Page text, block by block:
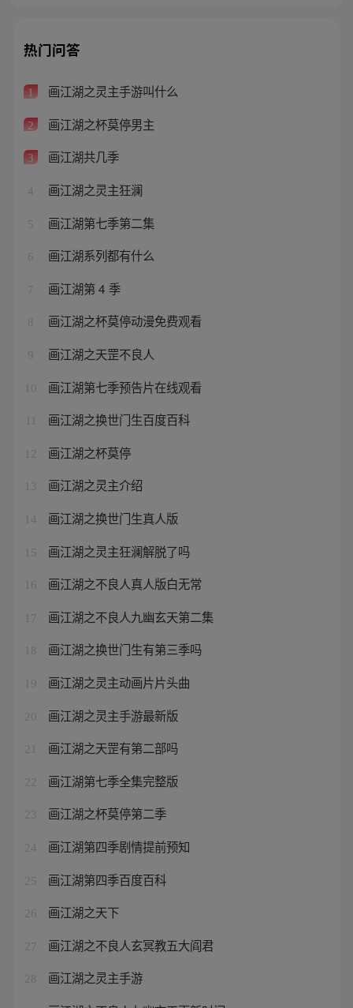
热门问答
1 画江湖之灵主手游叫什么
2 画江湖之杯莫停男主
3 画江湖共几季
4 画江湖之灵主狂澜
5 画江湖第七季第二集
6 画江湖系列都有什么
7 画江湖第 4 季
8 画江湖之杯莫停动漫免费观看
9 画江湖之天罡不良人
10 画江湖第七季预告片在线观看
画江湖之换世门生百度百科
12 画江湖之杯莫停
13 画江湖之灵主介绍
14 画江湖之换世门生真人版
15 画江湖之灵主狂澜解脱了吗
16 画江湖之不良人真人版白无常
17 画江湖之不良人九幽玄天第二集
18 画江湖之换世门生有第三季吗
19 画江湖之灵主动画片片头曲
20 画江湖之灵主手游最新版
21 画江湖之天罡有第二部吗
22 画江湖第七季全集完整版
23 画江湖之杯莫停第二季
24 画江湖第四季剧情提前预知
25 画江湖第四季百度百科
26 画江湖之天下
27 画江湖之不良人玄冥教五大阎君
28 画江湖之灵主手游